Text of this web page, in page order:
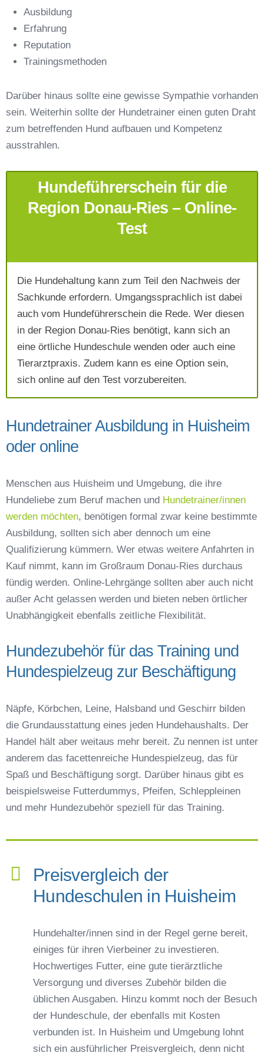
E-Mail-Adresse
Telefonnummer*
Mit Absenden der Daten akzeptiere ich die
AGB`s.
Absenden
Ausbildung
Erfahrung
Reputation
Trainingsmethoden
Darüber hinaus sollte eine gewisse Sympathie vorhanden
sein. Weiterhin sollte der Hundetrainer einen guten Draht
zum betreffenden Hund aufbauen und Kompetenz
ausstrahlen.
Hundeführerschein für die
Region Donau-Ries – Online-
Test
Die Hundehaltung kann zum Teil den Nachweis der
Sachkunde erfordern. Umgangssprachlich ist dabei
auch vom Hundeführerschein die Rede. Wer diesen
in der Region Donau-Ries benötigt, kann sich an
eine örtliche Hundeschule wenden oder auch eine
Tierarztpraxis. Zudem kann es eine Option sein,
sich online auf den Test vorzubereiten.
Hundetrainer Ausbildung in Huisheim
oder online
Menschen aus Huisheim und Umgebung, die ihre
Hundeliebe zum Beruf machen und Hundetrainer/innen
werden möchten, benötigen formal zwar keine bestimmte
Ausbildung, sollten sich aber dennoch um eine
Qualifizierung kümmern. Wer etwas weitere Anfahrten in
Kauf nimmt, kann im Großraum Donau-Ries durchaus
fündig werden. Online-Lehrgänge sollten aber auch nicht
außer Acht gelassen werden und bieten neben örtlicher
Unabhängigkeit ebenfalls zeitliche Flexibilität.
Hundezubehör für das Training und
Hundespielzeug zur Beschäftigung
Näpfe, Körbchen, Leine, Halsband und Geschirr bilden
die Grundausstattung eines jeden Hundehaushalts. Der
Handel hält aber weitaus mehr bereit. Zu nennen ist unter
anderem das facettenreiche Hundespielzeug, das für
Spaß und Beschäftigung sorgt. Darüber hinaus gibt es
beispielsweise Futterdummys, Pfeifen, Schleppleinen
und mehr Hundezubehör speziell für das Training.
Preisvergleich der
Hundeschulen in Huisheim
Hundehalter/innen sind in der Regel gerne bereit,
einiges für ihren Vierbeiner zu investieren.
Hochwertiges Futter, eine gute tierärztliche
Versorgung und diverses Zubehör bilden die
üblichen Ausgaben. Hinzu kommt noch der Besuch
der Hundeschule, der ebenfalls mit Kosten
verbunden ist. In Huisheim und Umgebung lohnt
sich ein ausführlicher Preisvergleich, denn nicht